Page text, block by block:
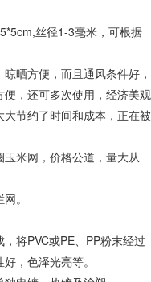
丝径1-3毫米，可根据
晒方便，而且通风条件好，
，还可多次使用，经济美观
节约了时间和成本，正在被
米网，价格公道，量大从
。
将PVC或PE、PP粉末经过
，色泽光亮等。